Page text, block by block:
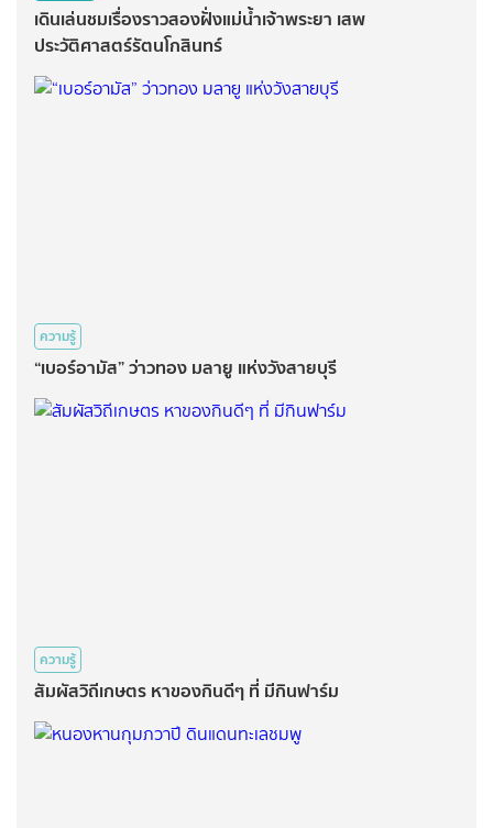
เดินเล่นชมเรื่องราวสองฝั่งแม่น้ำเจ้าพระยา เสพ
ประวัติศาสตร์รัตนโกสินทร์
ความรู้
“เบอร์อามัส” ว่าวทอง มลายู แห่งวังสายบุรี
ความรู้
สัมผัสวิถีเกษตร หาของกินดีๆ ที่ มีกินฟาร์ม